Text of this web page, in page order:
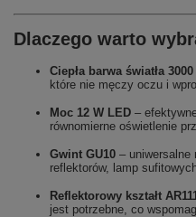
Dlaczego warto
Ciepła barwa światła
które nie męczy oczu i
Moc 12 W LED –
równomierne oświetlenie
Gwint GU10 – uniwersalne
reflektorów, lamp
Reflektorowy kształt
jest potrzebne, co